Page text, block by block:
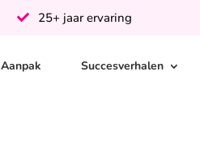
25+ jaar ervaring
Aanpak Succesverhalen